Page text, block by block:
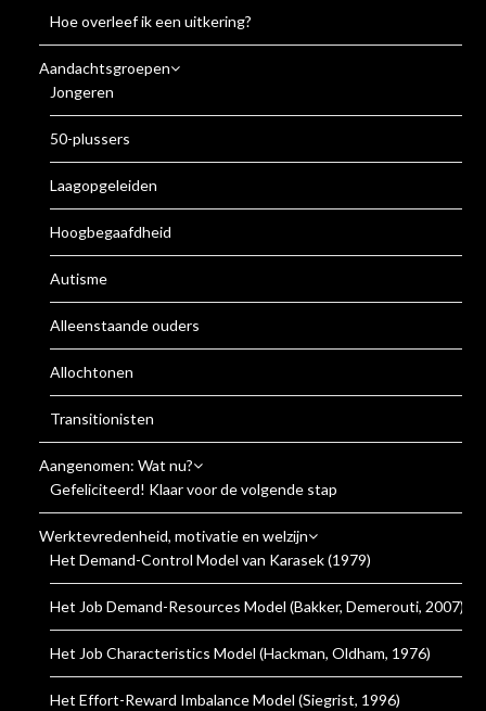
Hoe overleef ik een uitkering?
Aandachtsgroepen
Jongeren
50-plussers
Laagopgeleiden
Hoogbegaafdheid
Autisme
Alleenstaande ouders
Allochtonen
Transitionisten
Aangenomen: Wat nu?
Gefeliciteerd! Klaar voor de volgende stap
Werktevredenheid, motivatie en welzijn
Het Demand-Control Model van Karasek (1979)
Het Job Demand-Resources Model (Bakker, Demerouti, 2007)
Het Job Characteristics Model (Hackman, Oldham, 1976)
Het Effort-Reward Imbalance Model (Siegrist, 1996)